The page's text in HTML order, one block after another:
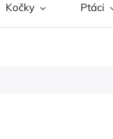
Kočky Ptáci